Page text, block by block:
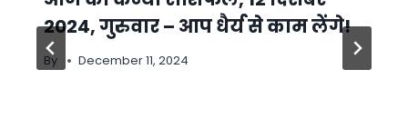
2024, गुरुवार – आप धैर्य से काम लेंगे!
By December 11, 2024